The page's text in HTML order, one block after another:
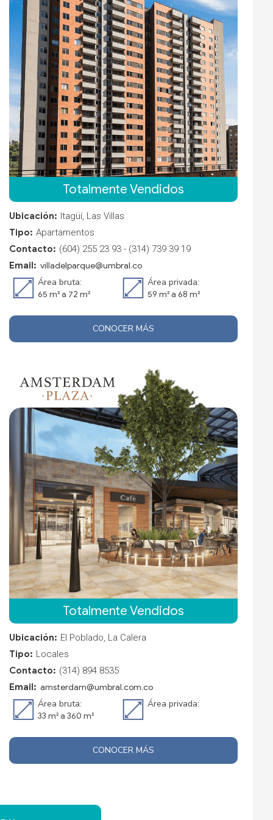
Totalmente Vendidos
Ubicación: Itagüí, Las Villas
Tipo: Apartamentos
Contacto: (604) 255 23 93 - (314) 739 39 19
Email: villadelparque@umbral.co
Área bruta:
65 m²​ a 72 m²​
Área privada:
59 m²​ a 68 m²​
CONOCER MÁS
Totalmente Vendidos
Ubicación: El Poblado, La Calera
Tipo: Locales
Contacto: (314) 894 8535
Email: amsterdam@umbral.com.co
Área bruta:
33 m² a 360 m²
Área privada:
CONOCER MÁS